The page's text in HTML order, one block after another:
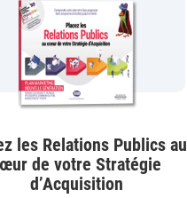
les Relations Publics au
de votre Stratégie
d’Acquisition